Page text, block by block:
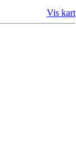
Vis kart